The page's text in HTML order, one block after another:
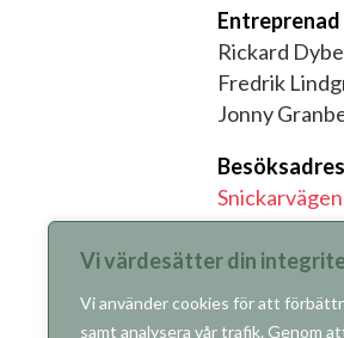
Vi värdesätter din
Vi använder cookies för att
samt analysera vår trafik. Genom
Entreprenad
Rickard
Fredrik
Jonny
Fakturering